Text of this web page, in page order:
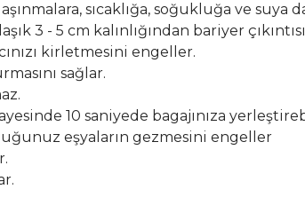
sıcaklığa, soğukluğa ve suya
3 - 5 cm kalınlığından bariyer
kirletmesini engeller.
sağlar.
10 saniyede bagajınıza
eşyaların gezmesini engeller